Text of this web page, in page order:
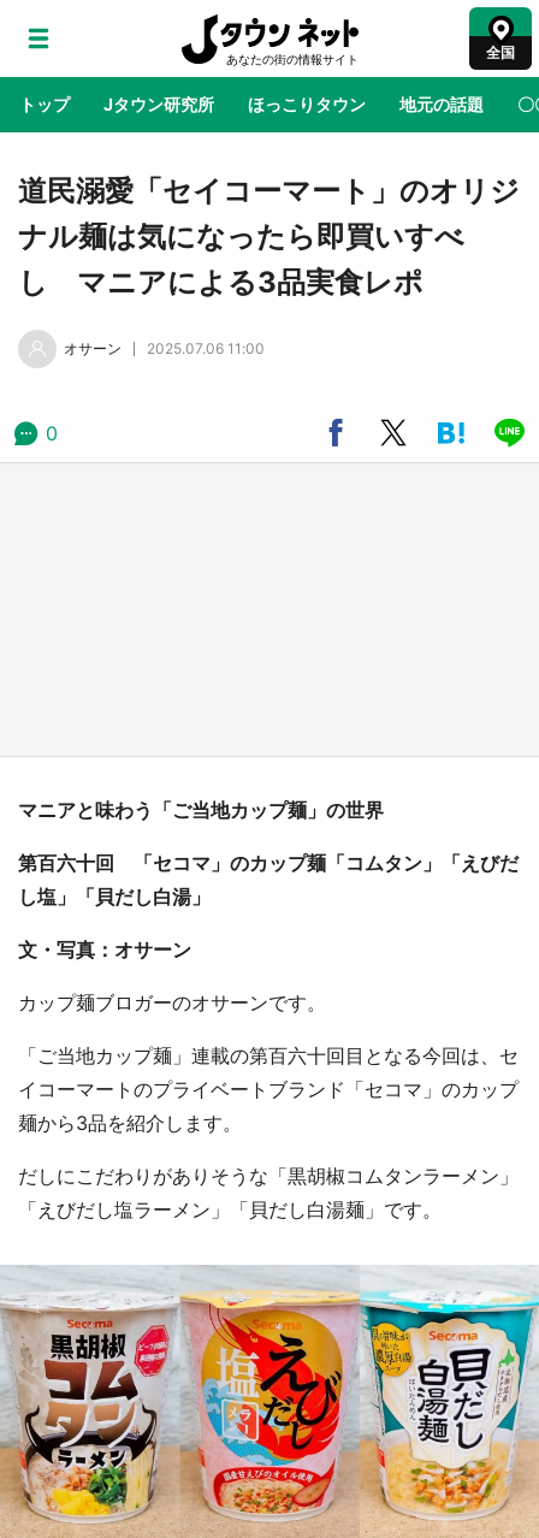
全国
トップ Jタウン研究所 ほっこりタウン 地元の話題 〇
地域×二次元 絶景 あの時はありがとう 物語がはじ
アニメ『はたらく細胞』と神奈川県の3度目コ
ラボ 作品の世界観通じて「小児がん」学べる
道民溺愛「セイコーマート」のオリジ
ナル麺は気になったら即買いすべ
し マニアによる3品実食レポ
オサーン 2025.07.06 11:00
0
マニアと味わう「ご当地カップ麺」の世界
第百六十回 「セコマ」のカップ麺「コムタン」「えびだ
し塩」「貝だし白湯」
文・写真：オサーン
カップ麺ブロガーのオサーンです。
「ご当地カップ麺」連載の第百六十回目となる今回は、セ
イコーマートのプライベートブランド「セコマ」のカップ
麺から3品を紹介します。
だしにこだわりがありそうな「黒胡椒コムタンラーメン」
「えびだし塩ラーメン」「貝だし白湯麺」です。